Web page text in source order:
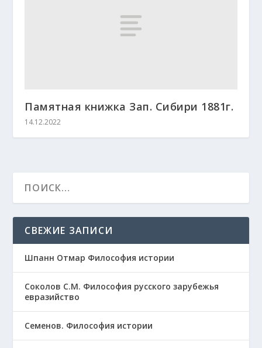
Памятная книжка Зап. Сибири 1881г.
14.12.2022
СВЕЖИЕ ЗАПИСИ
Шпанн Отмар Философия истории
Соколов С.М. Философия русского зарубежья
евразийство
Семенов. Философия истории